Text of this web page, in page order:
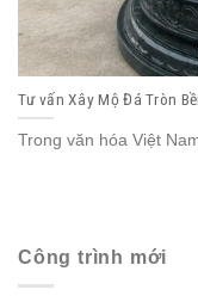
Tư vấn Xây Mộ Đá Tròn
Trong văn hóa Việt
Công trình mới